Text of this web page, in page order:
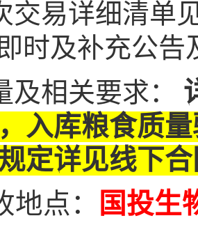
交易详细清单
时及补充公告
及相关要求：
入库粮食质
定详见线下
地点：
国投生